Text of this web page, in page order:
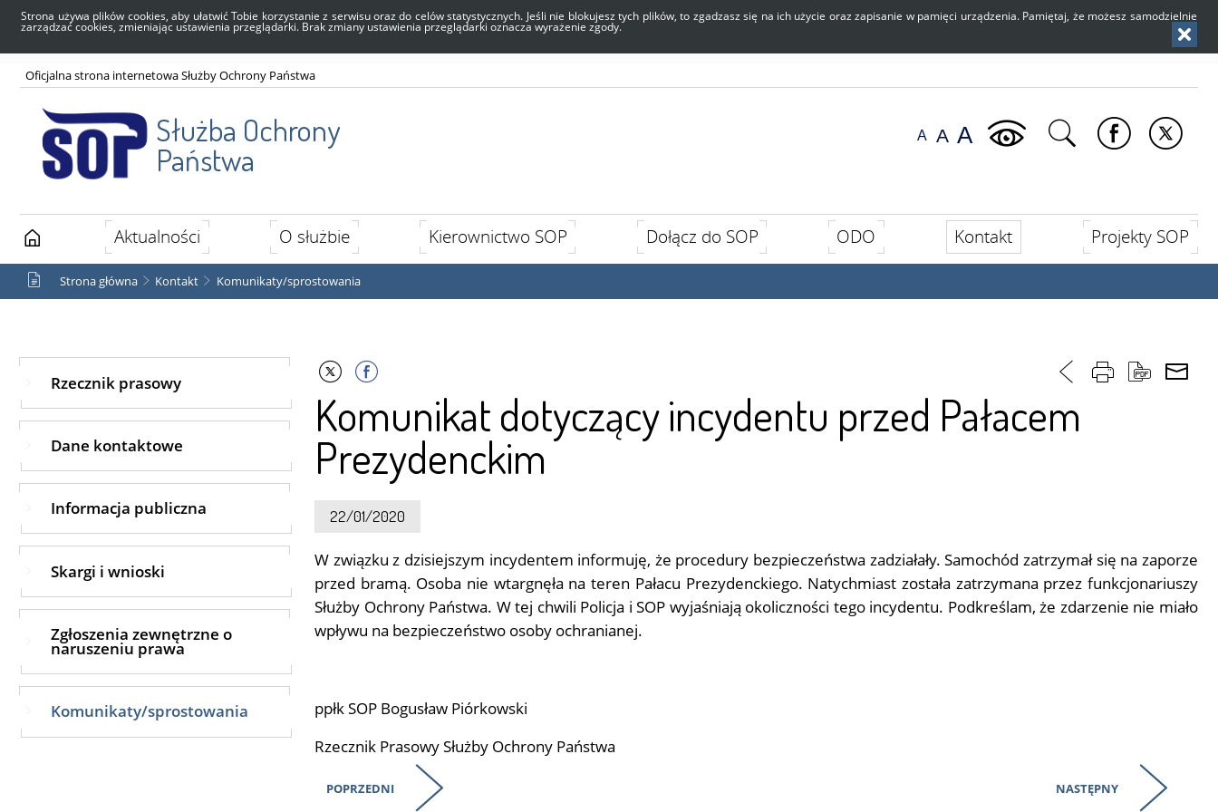
Strona używa plików cookies, aby ułatwić Tobie korzystanie z serwisu oraz do celów statystycznych. Jeśli nie blokujesz tych plików, to zgadzasz się na ich użycie oraz zapisanie w pamięci urządzenia. Pamiętaj, że możesz samodzielnie
zarządzać cookies, zmieniając ustawienia przeglądarki. Brak zmiany ustawienia przeglądarki oznacza wyrażenie zgody.
Służba Ochrony
Państwa
Oficjalna strona internetowa Służby Ochrony Państwa
Aktualności O służbie Kierownictwo SOP Dołącz do SOP ODO Kontakt Projekty SOP
Strona główna Kontakt Komunikaty/sprostowania
Rzecznik prasowy
Dane kontaktowe
Informacja publiczna
Skargi i wnioski
Zgłoszenia zewnętrzne o
naruszeniu prawa
Komunikaty/sprostowania
Komunikat dotyczący incydentu przed Pałacem
Prezydenckim
22/01/2020
W związku z dzisiejszym incydentem informuję, że procedury bezpieczeństwa zadziałały. Samochód zatrzymał się na zaporze
przed bramą. Osoba nie wtargnęła na teren Pałacu Prezydenckiego. Natychmiast została zatrzymana przez funkcjonariuszy
Służby Ochrony Państwa. W tej chwili Policja i SOP wyjaśniają okoliczności tego incydentu. Podkreślam, że zdarzenie nie miało
wpływu na bezpieczeństwo osoby ochranianej.
ppłk SOP Bogusław Piórkowski
Rzecznik Prasowy Służby Ochrony Państwa
POPRZEDNI NASTĘPNY